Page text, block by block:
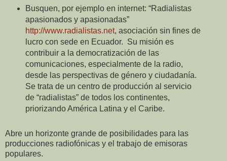
Busquen, por ejemplo en internet: “Radialistas
apasionados y apasionadas”
http://www.radialistas.net, asociación sin fines de
lucro con sede en Ecuador. Su misión es
contribuir a la democratización de las
comunicaciones, especialmente de la radio,
desde las perspectivas de género y ciudadanía.
Se trata de un centro de producción al servicio
de “radialistas” de todos los continentes,
priorizando América Latina y el Caribe.
Abre un horizonte grande de posibilidades para las
producciones radiofónicas y el trabajo de emisoras
populares.